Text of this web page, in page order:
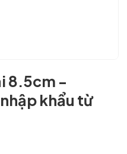
8.5cm -
khẩu từ